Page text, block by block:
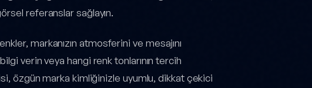
referanslar sağlayın.
markanızın atmosferini ve mesajını
verin veya hangi renk tonlarının tercih
özgün marka kimliğinizle uyumlu, dikkat çekici